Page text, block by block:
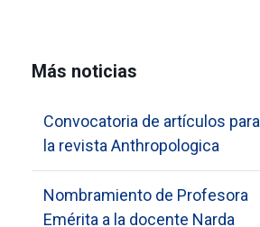
Más noticias
Convocatoria de artículos para
la revista Anthropologica
Nombramiento de Profesora
Emérita a la docente Narda